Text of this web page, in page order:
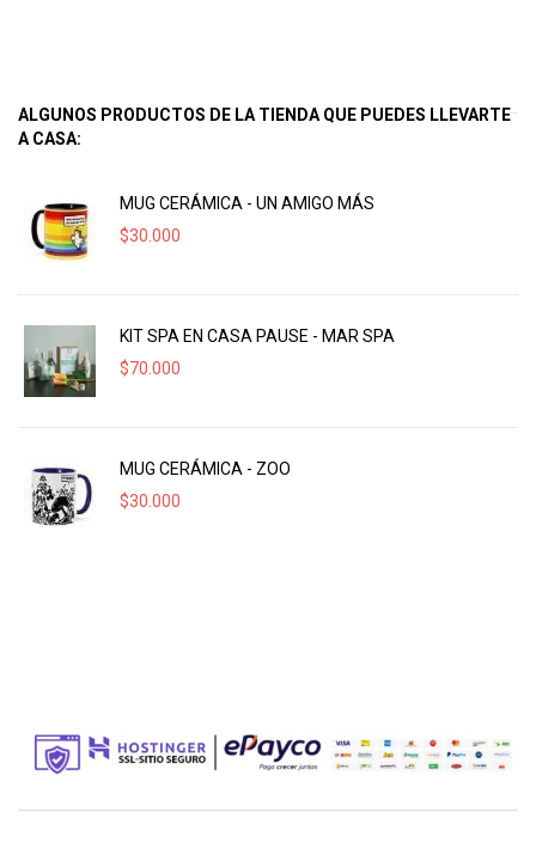
ALGUNOS PRODUCTOS DE LA TIENDA QUE PUEDES LLEVARTE
A CASA:
MUG CERÁMICA - UN AMIGO MÁS
$30.000
KIT SPA EN CASA PAUSE - MAR SPA
$70.000
MUG CERÁMICA - ZOO
$30.000